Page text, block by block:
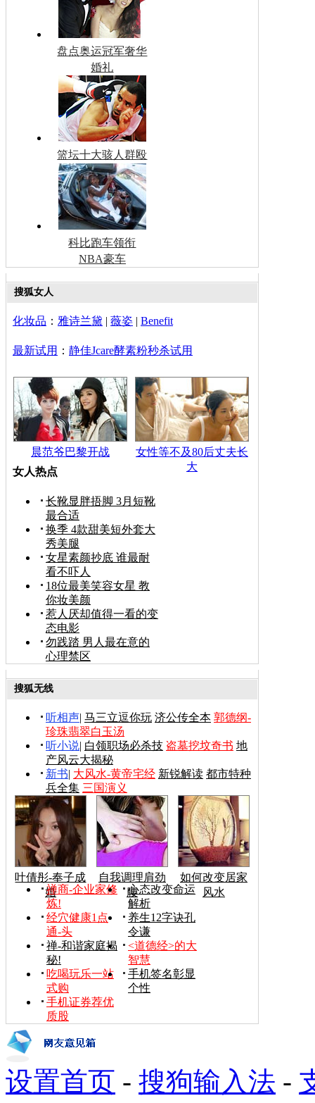
盘点奥运冠军奢华
婚礼
篮坛十大骇人群殴
科比跑车领衔
NBA豪车
搜狐女人
化妆品 ： 雅诗兰黛 | 薇姿 | Benefit
最新试用 ： 静佳Jcare酵素粉秒杀试用
晨范爷巴黎开战
女性等不及80后丈夫长
大
女人热点
长靴显胖捂脚 3月短靴
最合适
换季 4款甜美短外套大
秀美腿
女星素颜抄底 谁最耐
看不吓人
18位最美笑容女星 教
你妆美颜
惹人厌却值得一看的变
态电影
勿践踏 男人最在意的
心理禁区
搜狐无线
听相声| 马三立逗你玩 济公传全本 郭德纲-
珍珠翡翠白玉汤
听小说| 白领职场必杀技 盗墓挖坟奇书 地
产风云大揭秘
新书| 大风水-黄帝宅经 新锐解读 都市特种
兵全集 三国演义
叶倩彤-奉子成
婚
自我调理肩劲
腰
如何改变居家
风水
禅商-企业家修
炼!
心态改变命运
解析
经穴健康1点
通-头
养生12字诀孔
令谦
禅-和谐家庭揭
秘!
<道德经>的大
智慧
吃喝玩乐一站
式购
手机签名彰显
个性
手机证券荐优
质股
设置首页 - 搜狗输入法 -